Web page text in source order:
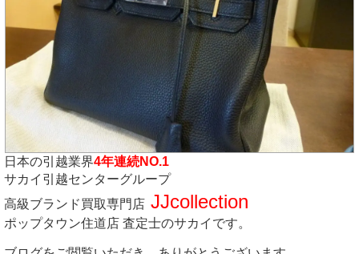
日本の引越業界4年連続NO.1
サカイ引越センターグループ
高級ブランド買取専門店 JJcollection
ポップタウン住道店 査定士のサカイです。